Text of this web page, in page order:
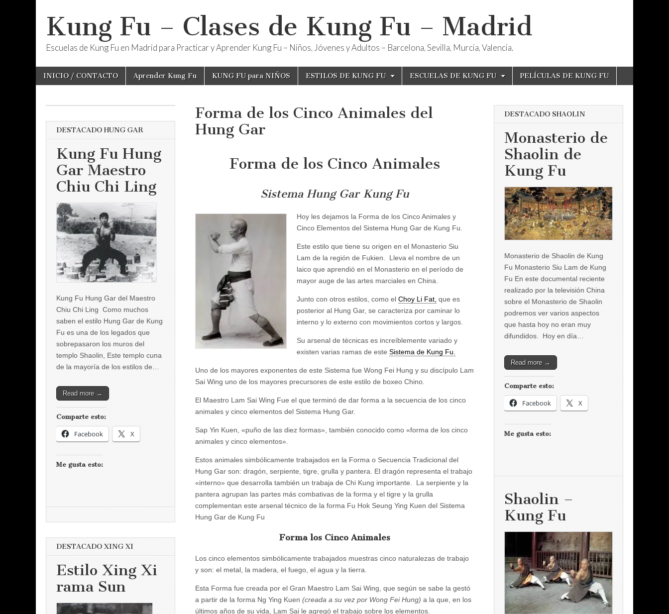
Kung Fu – Clases de Kung Fu – Madrid
Escuelas de Kung Fu en Madrid para Practicar y Aprender Kung Fu – Niños, Jóvenes y Adultos – Barcelona, Sevilla, Murcia, Valencia.
Main
menu
Skip
INICIO / CONTACTO Aprender Kung Fu KUNG FU para NIÑOS ESTILOS DE KUNG FU ESCUELAS DE KUNG FU PELÍCULAS DE KUNG FU
Forma de los Cinco Animales del
Hung Gar
Forma de los Cinco Animales
Sistema Hung Gar Kung Fu
Hoy les dejamos la Forma de los Cinco Animales y
Cinco Elementos del Sistema Hung Gar de Kung Fu.
Este estilo que tiene su origen en el Monasterio Siu
Lam de la región de Fukien. Lleva el nombre de un
laico que aprendió en el Monasterio en el período de
mayor auge de las artes marciales en China.
Junto con otros estilos, como el Choy Li Fat, que es
posterior al Hung Gar, se caracteriza por caminar lo
interno y lo externo con movimientos cortos y largos.
Su arsenal de técnicas es increíblemente variado y
existen varias ramas de este Sistema de Kung Fu.
Uno de los mayores exponentes de este Sistema fue Wong Fei Hung y su discípulo Lam
Sai Wing uno de los mayores precursores de este estilo de boxeo Chino.
El Maestro Lam Sai Wing Fue el que terminó de dar forma a la secuencia de los cinco
animales y cinco elementos del Sistema Hung Gar.
Sap Yin Kuen, «puño de las diez formas», también conocido como «forma de los cinco
animales y cinco elementos».
Estos animales simbólicamente trabajados en la Forma o Secuencia Tradicional del
Hung Gar son: dragón, serpiente, tigre, grulla y pantera. El dragón representa el trabajo
«interno» que desarrolla también un trabaja de Chi Kung importante. La serpiente y la
pantera agrupan las partes más combativas de la forma y el tigre y la grulla
complementan este arsenal técnico de la forma Fu Hok Seung Ying Kuen del Sistema
Hung Gar de Kung Fu
Forma los Cinco Animales
Los cinco elementos simbólicamente trabajados muestras cinco naturalezas de trabajo
y son: el metal, la madera, el fuego, el agua y la tierra.
Esta Forma fue creada por el Gran Maestro Lam Sai Wing, que según se sabe la gestó
a partir de la forma Ng Ying Kuen (creada a su vez por Wong Fei Hung) a la que, en los
últimos años de su vida, Lam Sai le agregó el trabajo sobre los elementos.
DESTACADO HUNG GAR
Kung Fu Hung
Gar Maestro
Chiu Chi Ling
Kung Fu Hung Gar del Maestro
Chiu Chi Ling Como muchos
saben el estilo Hung Gar de Kung
Fu es una de los legados que
sobrepasaron los muros del
templo Shaolin, Este templo cuna
de la mayoría de los estilos de…
Read more →
Comparte esto:
Facebook X
Me gusta esto:
DESTACADO XING XI
Estilo Xing Xi
rama Sun
DESTACADO SHAOLIN
Monasterio de
Shaolin de
Kung Fu
Monasterio de Shaolin de Kung
Fu Monasterio Siu Lam de Kung
Fu En este documental reciente
realizado por la televisión China
sobre el Monasterio de Shaolin
podremos ver varios aspectos
que hasta hoy no eran muy
difundidos. Hoy en día…
Read more →
Comparte esto:
Facebook X
Me gusta esto:
Shaolin –
Kung Fu